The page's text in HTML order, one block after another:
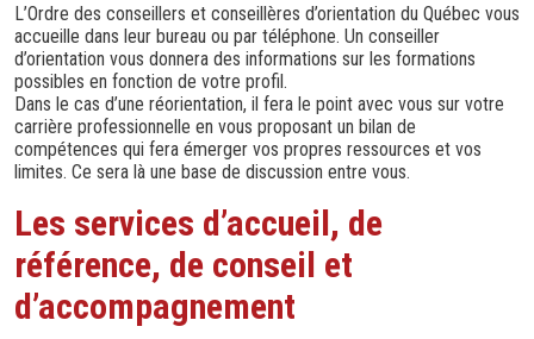
L’Ordre des conseillers et conseillères d’orientation du Québec vous
accueille dans leur bureau ou par téléphone. Un conseiller
d’orientation vous donnera des informations sur les formations
possibles en fonction de votre profil.
Dans le cas d’une réorientation, il fera le point avec vous sur votre
carrière professionnelle en vous proposant un bilan de
compétences qui fera émerger vos propres ressources et vos
limites. Ce sera là une base de discussion entre vous.
Les services d’accueil, de
référence, de conseil et
d’accompagnement